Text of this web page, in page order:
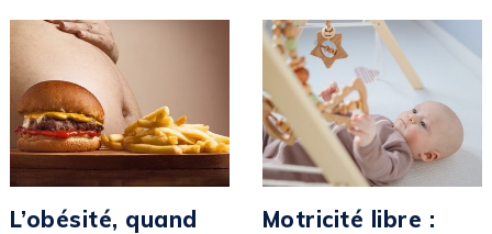
L’obésité, quand
Motricité libre :